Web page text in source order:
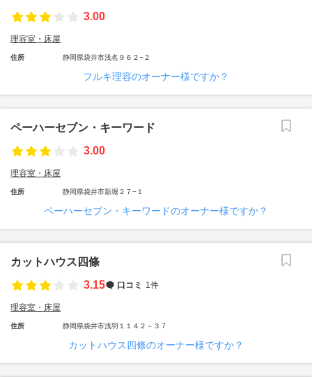
3.00
理容室・床屋
住所 静岡県袋井市浅名９６２−２
フルキ理容のオーナー様ですか？
ペーハーセブン・キーワード
3.00
理容室・床屋
住所 静岡県袋井市新堀２７−１
ペーハーセブン・キーワードのオーナー様ですか？
カットハウス四條
3.15
口コミ 1件
理容室・床屋
住所 静岡県袋井市浅羽１１４２－３７
カットハウス四條のオーナー様ですか？